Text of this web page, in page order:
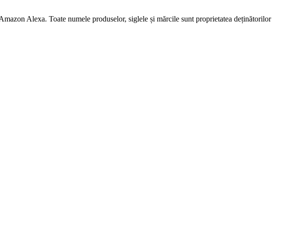
Alexa. Toate numele produselor, siglele și mărcile sunt proprietatea deținătorilor